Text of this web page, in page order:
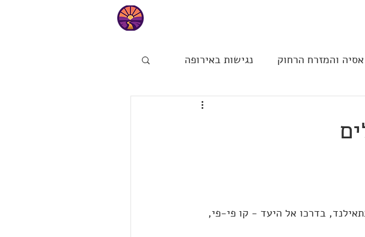
אסיה והמזרח הרחוק נגישות באירופה
הפינה של מיכל
בדרכו אל היעד - קו פי-פי,